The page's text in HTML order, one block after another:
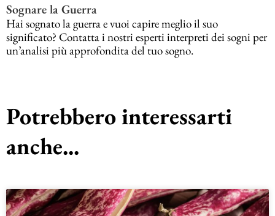
Sognare la Guerra
Hai sognato la guerra e vuoi capire meglio il suo
significato? Contatta i nostri esperti interpreti dei sogni per
un’analisi più approfondita del tuo sogno.
Potrebbero interessarti
anche...